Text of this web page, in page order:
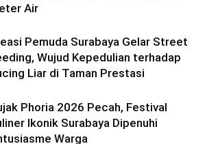
Air
Pemuda Surabaya Gelar Street
Wujud Kepedulian terhadap
Liar di Taman Prestasi
Phoria 2026 Pecah, Festival
Ikonik Surabaya Dipenuhi
Warga